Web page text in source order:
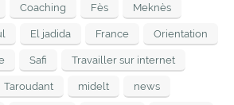
Coaching Fès Meknès
El jadida France Orientation
Safi Travailler sur internet
Taroudant midelt news